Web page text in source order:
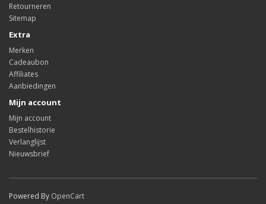
Retourneren
Sitemap
Extra
Merken
Cadeaubon
Affiliates
Aanbiedingen
Mijn account
Mijn account
Bestelhistorie
Verlanglijst
Nieuwsbrief
Powered By OpenCart